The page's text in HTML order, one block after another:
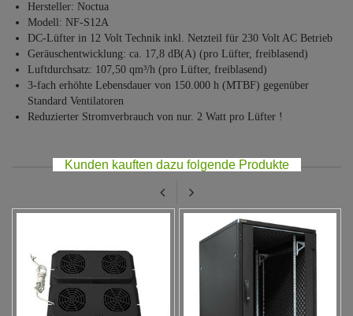
Hersteller: Noctua
Modell: NF-S12A
DC-Lüfter in 12 Volt Technik inkl. Netzteil für 230 Volt AC Betrieb
Geräuschentwicklung: ca. 17,8 dB(A) (pro Lüfter, freiblasend)
Luftdurchsatz: 107,50 qm³/h (pro Lüfter, freiblasend)
3-fach erhöhte Lebensdauer von 150.000 h (MTBF) gegenüber
Standard Ventilatoren
Reduzierter Stromverbrauch von nur. 2 Watt pro Lüfter !
Kunden kauften dazu folgende Produkte